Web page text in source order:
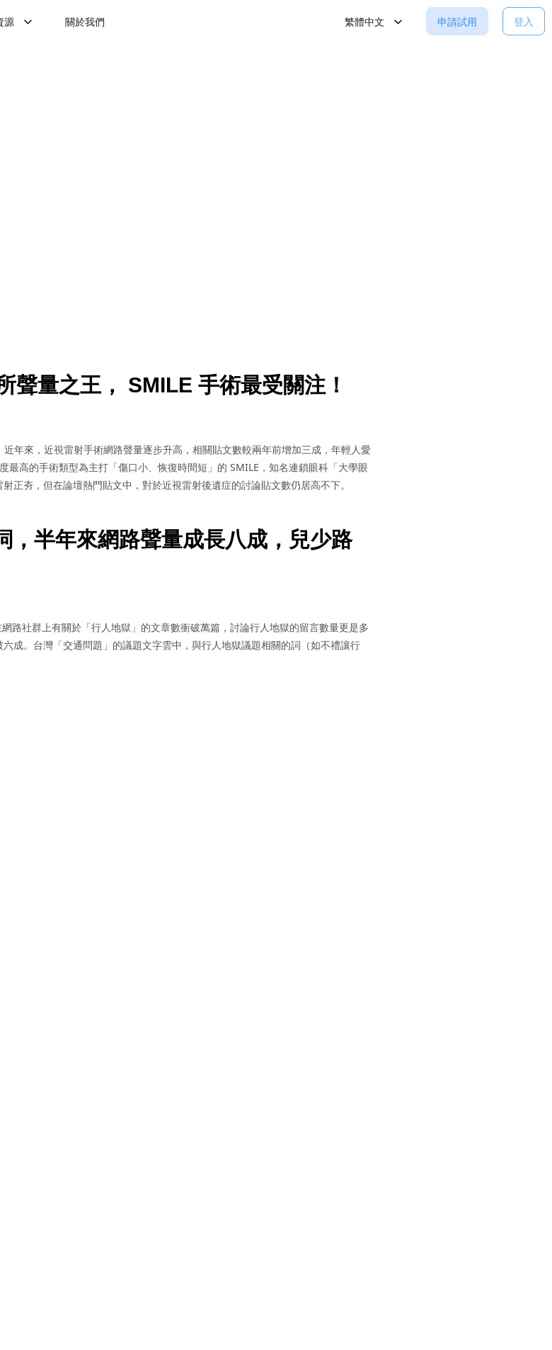
源 關於我們 繁體中文 申請試用 登入
聲量之王， SMILE 手術最受關注！
年來，近視雷射手術網路聲量逐步升高，相關貼文數較兩年前增加三成，年輕人愛
高的手術類型為主打「傷口小、恢復時間短」的 SMILE，知名連鎖眼科「大學眼
正夯，但在論壇熱門貼文中，對於近視雷射後遺症的討論貼文數仍居高不下。
，半年來網路聲量成長八成，兒少路
路社群上有關於「行人地獄」的文章數衝破萬篇，討論行人地獄的留言數量更是多
成。台灣「交通問題」的議題文字雲中，與行人地獄議題相關的詞（如不禮讓行